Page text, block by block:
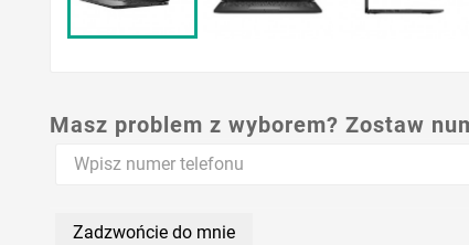
Masz problem z wyborem? Zostaw
Zadzwońcie do mnie